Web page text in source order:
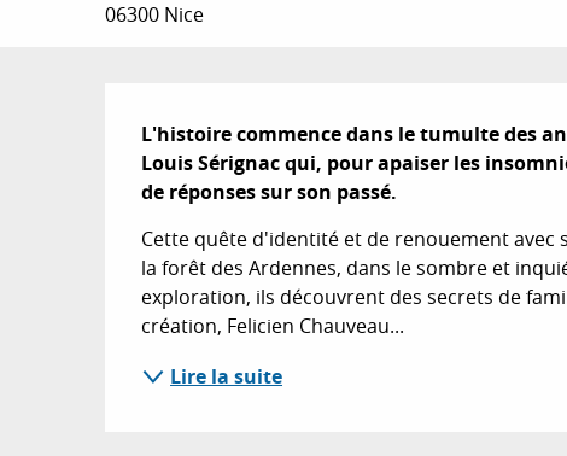
06300 Nice
Description
L'histoire commence dans le tumulte des
Louis Sérignac qui, pour apaiser les
de réponses sur son passé.
Cette quête d'identité et de renouement
la forêt des Ardennes, dans le sombre et
exploration, ils découvrent des secrets de
création, Felicien Chauveau...
Lire la suite